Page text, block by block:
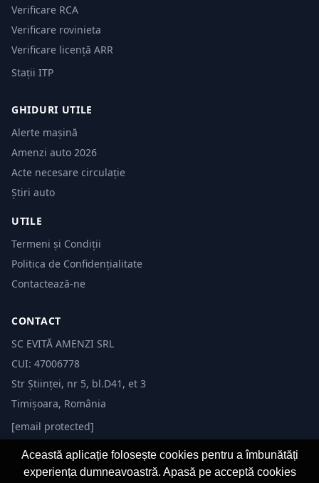
Verificare RCA
Verificare rovinieta
Verificare licență ARR
Stații ITP
GHIDURI UTILE
Alerte mașină
Amenzi auto 2026
Acte necesare circulație
Știri auto
UTILE
Termeni și Condiții
Politica de Confidențialitate
Contactează-ne
CONTACT
SC EVITĂ AMENZI SRL
CUI: 47006778
Str Științei, nr 5, bl.D41, et 3
Timișoara, România
[email protected]
Această aplicație folosește cookies pentru a îmbunătăți
experiența dumneavoastră. Apasă pe acceptă cookies